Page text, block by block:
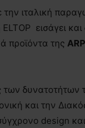
ιταλική
εισάγει και
προϊόντα της
δυνατοτήτων
και την
design